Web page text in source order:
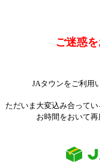
ご迷惑
JAタウンをご利用
ただいま大変込み合って
お時間をおいて